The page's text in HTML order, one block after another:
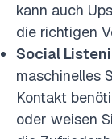
kann auch
die richtigen
Social
maschinelles
Kontakt
oder weisen